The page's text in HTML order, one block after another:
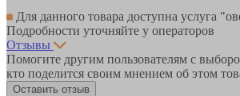
Для данного товара доступна услуга
Подробности уточняйте у операторов
Отзывы
Помогите другим пользователям с
кто поделится своим мнением об этом
Оставить отзыв